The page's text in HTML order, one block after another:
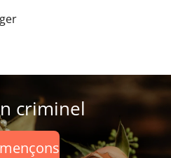
criminel